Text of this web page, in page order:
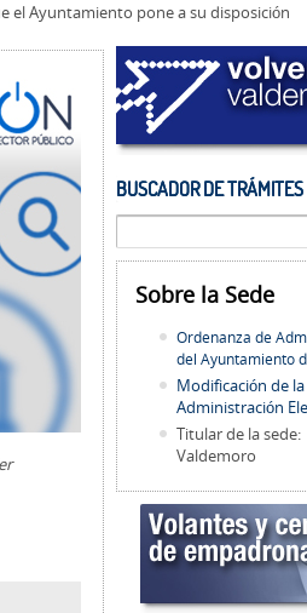
el Ayuntamiento pone a su disposición
BUSCADOR DE
Sobre la Sede
Ordenanza de
del Ayuntamiento
Modificación de
Administración
Titular de la
Valdemoro